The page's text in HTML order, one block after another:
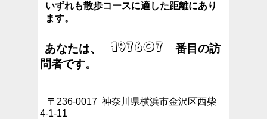
いずれも散歩コースに適した距離にあり
ます。
あなたは、
番目の訪
問者です。
〒236-0017 神奈川県横浜市金沢区西柴
4-1-11